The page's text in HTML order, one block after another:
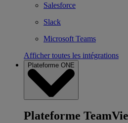
Salesforce
Slack
Microsoft Teams
Afficher toutes les intégrations
Plateforme ONE
Plateforme